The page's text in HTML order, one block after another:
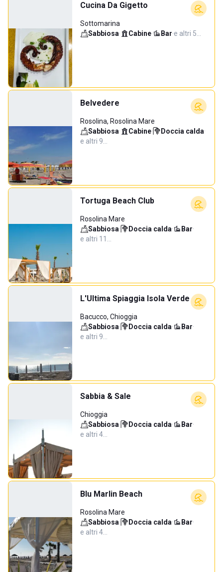
Cucina Da Gigetto
Sottomarina
Sabbiosa· Cabine· Bar·e altri 5…
Belvedere
Rosolina, Rosolina Mare
Sabbiosa· Cabine· Doccia calda·
e altri 9…
Tortuga Beach Club
Rosolina Mare
Sabbiosa· Doccia calda· Bar·
e altri 11…
L'Ultima Spiaggia Isola Verde
Bacucco, Chioggia
Sabbiosa· Doccia calda· Bar·
e altri 9…
Sabbia & Sale
Chioggia
Sabbiosa· Doccia calda· Bar·
e altri 4…
Blu Marlin Beach
Rosolina Mare
Sabbiosa· Doccia calda· Bar·
e altri 4…